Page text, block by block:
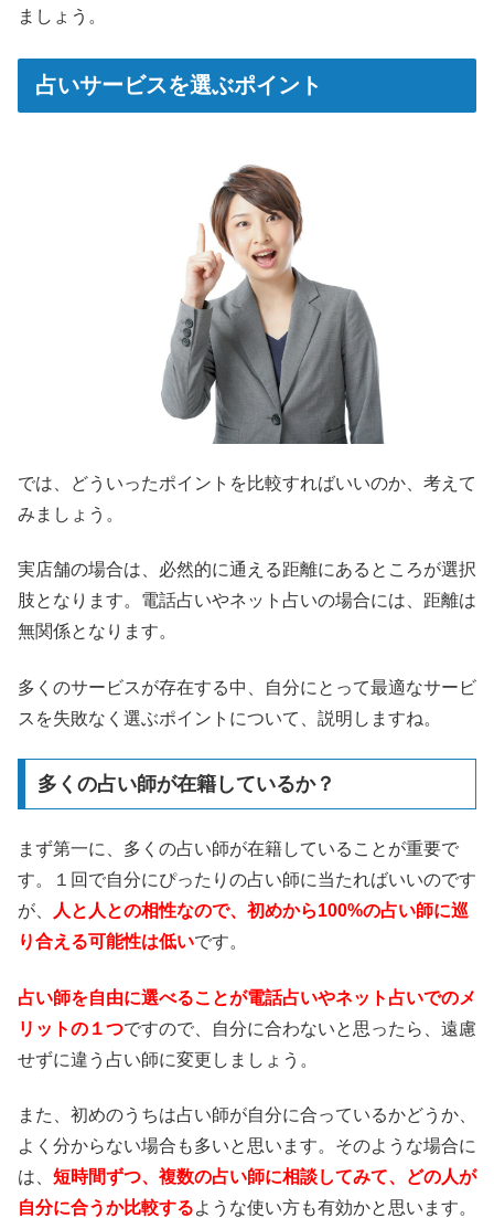
ましょう。
占いサービスを選ぶポイント
では、どういったポイントを比較すればいいのか、考えて
みましょう。
実店舗の場合は、必然的に通える距離にあるところが選択
肢となります。電話占いやネット占いの場合には、距離は
無関係となります。
多くのサービスが存在する中、自分にとって最適なサービ
スを失敗なく選ぶポイントについて、説明しますね。
多くの占い師が在籍しているか？
まず第一に、多くの占い師が在籍していることが重要で
す。１回で自分にぴったりの占い師に当たればいいのです
が、
人と人との相性なので、初めから100%の占い師に巡
り合える可能性は低いです。
占い師を自由に選べることが電話占いやネット占いでのメ
リットの１つですので、自分に合わないと思ったら、遠慮
せずに違う占い師に変更しましょう。
また、初めのうちは占い師が自分に合っているかどうか、
よく分からない場合も多いと思います。そのような場合に
は、 短時間ずつ、複数の占い師に相談してみて、どの人が
自分に合うか比較するような使い方も有効かと思います。